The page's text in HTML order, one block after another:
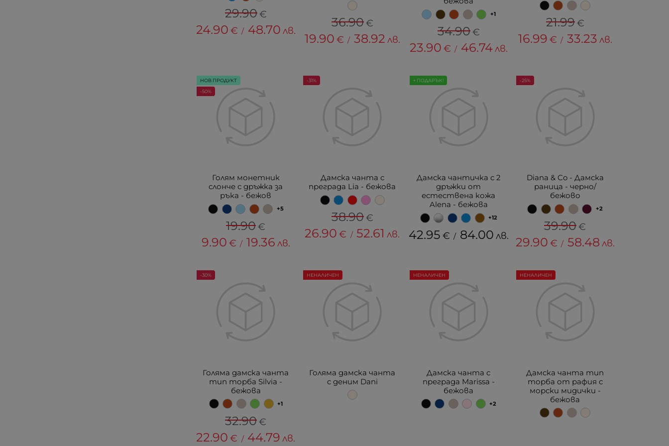
29.90€
24.90 € / 48.70 лв.
36.90€
19.90 € / 38.92 лв.
+1
34.90€
23.90 € / 46.74лв.
21.99€
16.99 € / 33.23 лв.
Голям монетник
слонче с дръжка за
ръка - бежов
+5
19.90€
9.90 € / 19.36 лв.
НОВ ПРОДУКТ
-50%
Дамска чанта с
преграда Lia - бежова
38.90€
26.90 € / 52.61 лв.
-31%
Дамска чантичка с 2
дръжки от
естествена кожа
Alena - бежова
+12
42.95 € / 84.00 лв.
+ ПОДАРЪК!
Diana & Co - Дамска
раница - черно/
бежово
+2
39.90€
29.90 € / 58.48 лв.
-25%
Голяма дамска чанта
тип торба Silvia -
бежова
+1
32.90€
22.90 € / 44.79 лв.
-30%
Голяма дамска чанта
с деним Dani
НЕНАЛИЧЕН
Дамска чанта с
преграда Marissa -
бежова
+2
НЕНАЛИЧЕН
Дамска чанта тип
торба от рафия с
морски мидички -
бежова
НЕНАЛИЧЕН